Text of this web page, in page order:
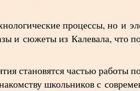
процессы, но и
и сюжеты из Калевала, что
становятся частью работы
школьников с